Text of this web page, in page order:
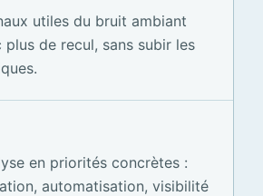
utiles du bruit ambiant
de recul, sans subir les
en priorités concrètes :
automatisation, visibilité